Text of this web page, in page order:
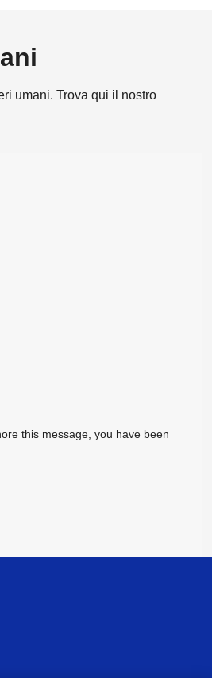
umani. Trova qui il nostro
this message, you have been